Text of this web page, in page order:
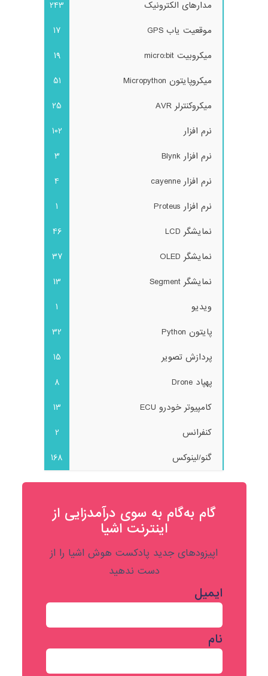
مدارهای الکترونیک
243
موقعیت یاب GPS
17
میکروبیت micro:bit
19
میکروپایتون Micropython
51
میکروکنترلر AVR
25
نرم افزار
102
نرم افزار Blynk
3
نرم افزار cayenne
4
نرم افزار Proteus
1
نمایشگر LCD
46
نمایشگر OLED
37
نمایشگر Segment
13
ویدیو
1
پایتون Python
32
پردازش تصویر
15
پهپاد Drone
8
کامپیوتر خودرو ECU
13
کنفرانس
2
گنو/لینوکس
168
گام به‌گام به‌ سوی درآمدزایی از
اینترنت اشیا
اپیزودهای جدید پادکست هوش اشیا را از
دست ندهید
ایمیل
نام